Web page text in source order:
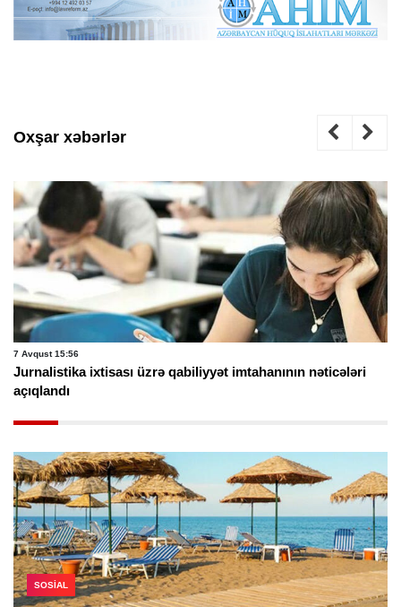
Oxşar xəbərlər
7 Avqust 15:56
Jurnalistika ixtisası üzrə qabiliyyət imtahanının nəticələri
açıqlandı
SOSIAL